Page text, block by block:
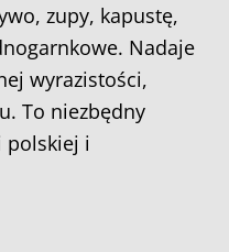
zupy, kapustę,
Nadaje
wyrazistości,
To niezbędny
polskiej i